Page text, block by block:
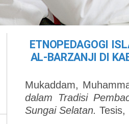
ETNOPEDAGOGI
AL-BARZANJI DI
Mukaddam,
dalam Tradisi
Sungai Selatan. Tesis,